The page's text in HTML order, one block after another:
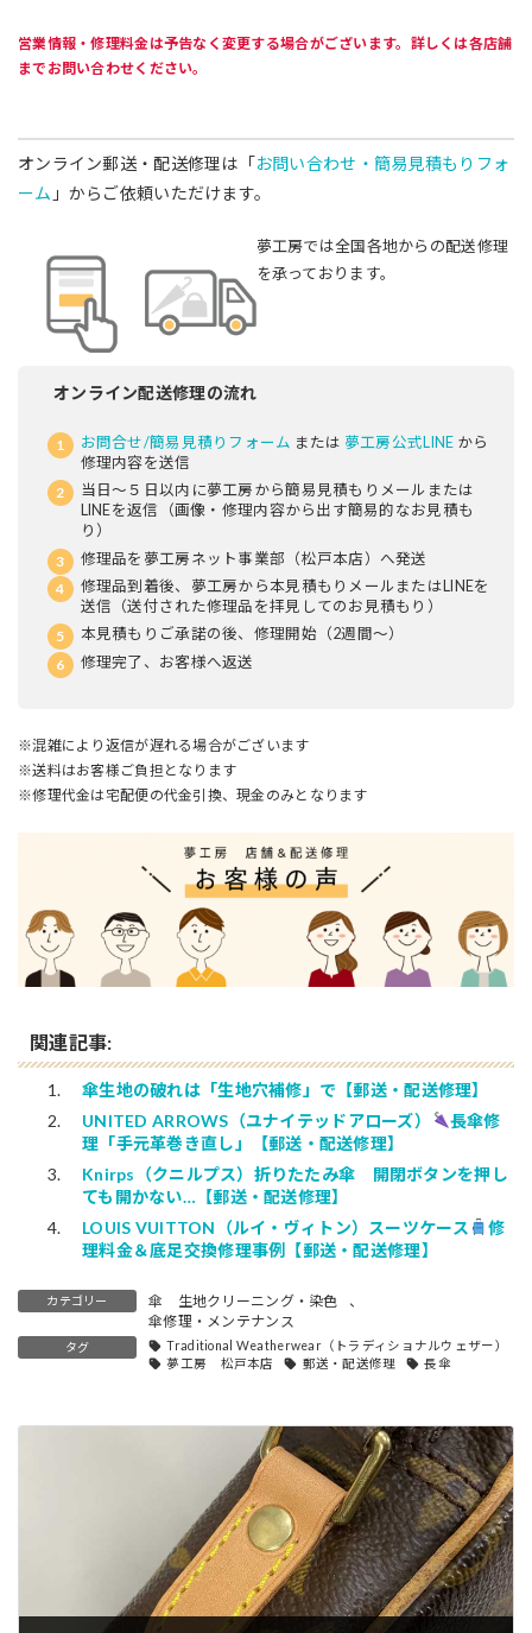
営業情報・修理料金は予告なく変更する場合がございます。詳しくは各店舗
までお問い合わせください。
オンライン郵送・配送修理は「お問い合わせ・簡易見積もりフォ
ーム 」からご依頼いただけます。
夢工房では全国各地からの配送修理
を承っております。
オンライン配送修理の流れ
お問合せ/簡易見積りフォーム または 夢工房公式LINE から
修理内容を送信
当日～５日以内に夢工房から簡易見積もりメールまたは
LINEを返信（画像・修理内容から出す簡易的なお見積も
り）
修理品を夢工房ネット事業部（松戸本店）へ発送
修理品到着後、夢工房から本見積もりメールまたはLINEを
送信（送付された修理品を拝見してのお見積もり）
本見積もりご承諾の後、修理開始（2週間～）
修理完了、お客様へ返送
※混雑により返信が遅れる場合がございます
※送料はお客様ご負担となります
※修理代金は宅配便の代金引換、現金のみとなります
関連記事:
傘生地の破れは「生地穴補修」で【郵送・配送修理】
UNITED ARROWS（ユナイテッドアローズ）
長傘修
理「手元革巻き直し」【郵送・配送修理】
Knirps（クニルプス）折りたたみ傘 開閉ボタンを押し
ても開かない…【郵送・配送修理】
LOUIS VUITTON（ルイ・ヴィトン）スーツケース
修
理料金＆底足交換修理事例【郵送・配送修理】
カテゴリー 傘 生地クリーニング・染色
、
傘修理・メンテナンス
タグ
Traditional Weatherwear（トラディショナルウェザー）
夢工房 松戸本店
郵送・配送修理 長傘